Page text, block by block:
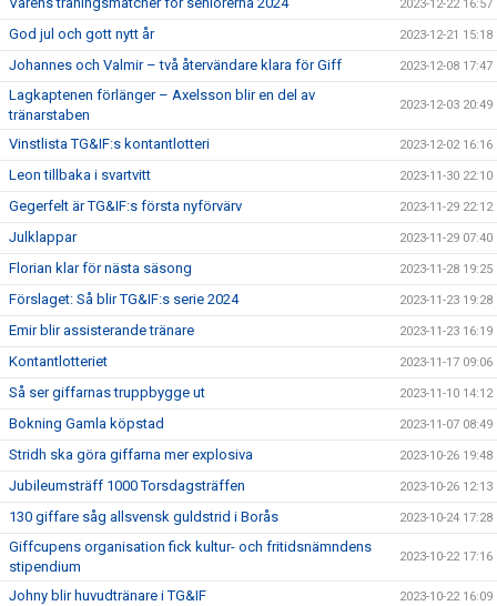
2023-12-22 16:57
God jul och gott nytt år 2023-12-21 15:18
Johannes och Valmir – två återvändare klara för Giff 2023-12-08 17:47
Lagkaptenen förlänger – Axelsson blir en del av
tränarstaben
2023-12-03 20:49
Vinstlista TG&IF:s kontantlotteri 2023-12-02 16:16
Leon tillbaka i svartvitt 2023-11-30 22:10
Gegerfelt är TG&IF:s första nyförvärv 2023-11-29 22:12
Julklappar 2023-11-29 07:40
Florian klar för nästa säsong 2023-11-28 19:25
Förslaget: Så blir TG&IF:s serie 2024 2023-11-23 19:28
Emir blir assisterande tränare 2023-11-23 16:19
Kontantlotteriet 2023-11-17 09:06
Så ser giffarnas truppbygge ut 2023-11-10 14:12
Bokning Gamla köpstad 2023-11-07 08:49
Stridh ska göra giffarna mer explosiva 2023-10-26 19:48
Jubileumsträff 1000 Torsdagsträffen 2023-10-26 12:13
130 giffare såg allsvensk guldstrid i Borås 2023-10-24 17:28
Giffcupens organisation fick kultur- och fritidsnämndens
stipendium
2023-10-22 17:16
Johny blir huvudtränare i TG&IF 2023-10-22 16:09